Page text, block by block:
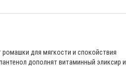
для мягкости и спокойствия
дополнят витаминный эликсир и